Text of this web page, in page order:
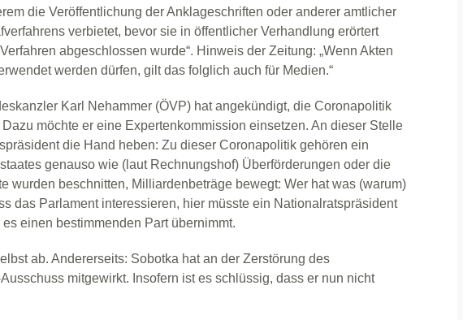
die Veröffentlichung der Anklageschriften oder anderer amtlicher
verbietet, bevor sie in öffentlicher Verhandlung erörtert
abgeschlossen wurde“. Hinweis der Zeitung: „Wenn Akten
werden dürfen, gilt das folglich auch für Medien.“
Karl Nehammer (ÖVP) hat angekündigt, die Coronapolitik
möchte er eine Expertenkommission einsetzen. An dieser Stelle
die Hand heben: Zu dieser Coronapolitik gehören ein
genauso wie (laut Rechnungshof) Überförderungen oder die
wurden beschnitten, Milliardenbeträge bewegt: Wer hat was (warum)
das Parlament interessieren, hier müsste ein Nationalratspräsident
einen bestimmenden Part übernimmt.
ab. Andererseits: Sobotka hat an der Zerstörung des
mitgewirkt. Insofern ist es schlüssig, dass er nun nicht